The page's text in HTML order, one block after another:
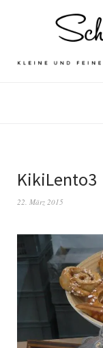
KikiLento3
22. März 2015